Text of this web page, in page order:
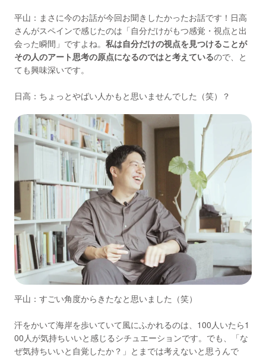
平山：まさに今のお話が今回お聞きしたかったお話です！日高
さんがスペインで感じたのは「自分だけがもつ感覚・視点と出
会った瞬間」ですよね。 私は自分だけの視点を見つけることが
その人のアート思考の原点になるのではと考えているので、と
ても興味深いです。
日高：ちょっとやばい人かもと思いませんでした（笑）？
平山：すごい角度からきたなと思いました（笑）
汗をかいて海岸を歩いていて風にふかれるのは、100人いたら1
00人が気持ちいいと感じるシチュエーションです。でも、「な
ぜ気持ちいいと自覚したか？」とまでは考えないと思うんで